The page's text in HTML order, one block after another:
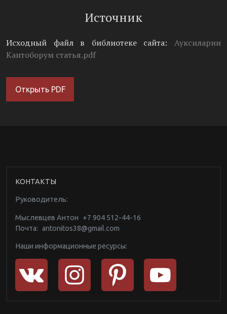
Источник
Исходный файл в библиотеке сайта: Ауксиларии
Кантоборум статья.pdf
Открыть PDF
КОНТАКТЫ
Руководитель:
Мыслевцев Антон
+7 904 512-44-16
Почта: antonitos38@gmail.com
Наши информационные ресурсы: